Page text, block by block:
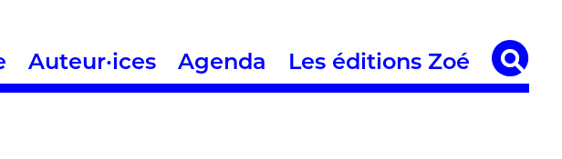
Auteur·ices Agenda Les éditions Zoé